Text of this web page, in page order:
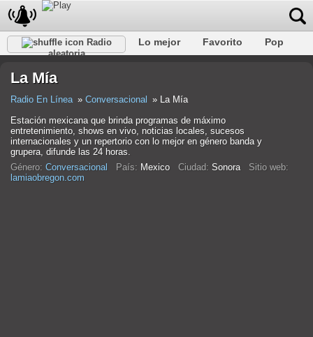
Radio
aleatoria
Lo mejor Favorito
Pop
Rap
Trans
La Mía
Radio En Línea Conversacional
La Mía
Estación mexicana que brinda programas de máximo
entretenimiento, shows en vivo, noticias locales, sucesos
internacionales y un repertorio con lo mejor en género banda y
grupera, difunde las 24 horas.
Género: Conversacional País: Mexico Ciudad: Sonora Sitio web:
lamiaobregon.com